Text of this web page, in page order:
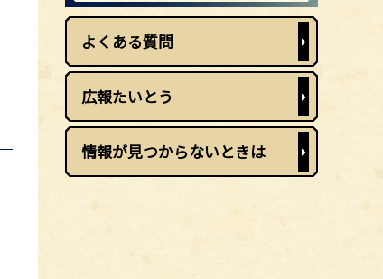
よくある質問
広報たいとう
情報が見つからないときは